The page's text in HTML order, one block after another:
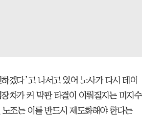
겠다’고 나서고 있어 노사가 다시 테이
차가 커 막판 타결이 이뤄질지는 미지수
조는 이를 반드시 제도화해야 한다는